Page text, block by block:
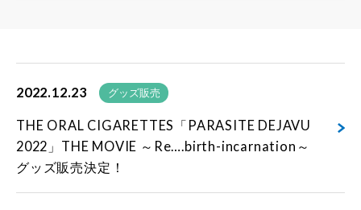
2022.12.23 グッズ販売
THE ORAL CIGARETTES「PARASITE DEJAVU
2022」THE MOVIE ～Re….birth-incarnation～
グッズ販売決定！